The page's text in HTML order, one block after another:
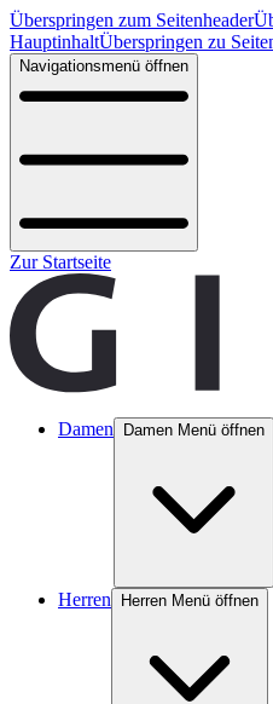
Überspringen zum Seitenheader
HauptinhaltÜberspringen zu
Navigationsmenü öffnen
Zur Startseite
Damen Damen Menü öffnen
Herren Herren Menü öffnen